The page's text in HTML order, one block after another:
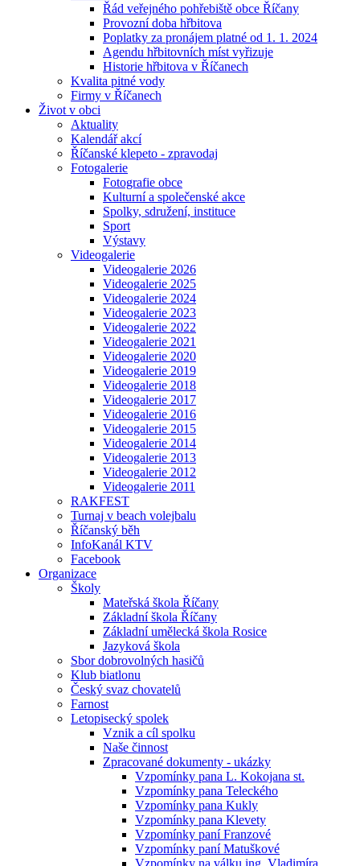
Řád veřejného pohřebiště obce Říčany
Provozní doba hřbitova
Poplatky za pronájem platné od 1. 1. 2024
Agendu hřbitovních míst vyřizuje
Historie hřbitova v Říčanech
Kvalita pitné vody
Firmy v Říčanech
Život v obci
Aktuality
Kalendář akcí
Říčanské klepeto - zpravodaj
Fotogalerie
Fotografie obce
Kulturní a společenské akce
Spolky, sdružení, instituce
Sport
Výstavy
Videogalerie
Videogalerie 2026
Videogalerie 2025
Videogalerie 2024
Videogalerie 2023
Videogalerie 2022
Videogalerie 2021
Videogalerie 2020
Videogalerie 2019
Videogalerie 2018
Videogalerie 2017
Videogalerie 2016
Videogalerie 2015
Videogalerie 2014
Videogalerie 2013
Videogalerie 2012
Videogalerie 2011
RAKFEST
Turnaj v beach volejbalu
Říčanský běh
InfoKanál KTV
Facebook
Organizace
Školy
Mateřská škola Říčany
Základní škola Říčany
Základní umělecká škola Rosice
Jazyková škola
Sbor dobrovolných hasičů
Klub biatlonu
Český svaz chovatelů
Farnost
Letopisecký spolek
Vznik a cíl spolku
Naše činnost
Zpracované dokumenty - ukázky
Vzpomínky pana L. Kokojana st.
Vzpomínky pana Teleckého
Vzpomínky pana Kukly
Vzpomínky pana Klevety
Vzpomínky paní Franzové
Vzpomínky paní Matuškové
Vzpomínky na válku ing. Vladimíra